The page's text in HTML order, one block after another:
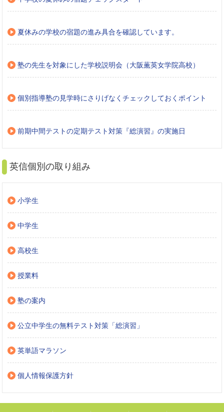
夏休みの学校の宿題の進み具合を確認しています。
塾の先生を対象にした学校説明会（大阪薫英女学院高校）
個別指導塾の見学時にさりげなくチェックしておくポイント
前期中間テストの定期テスト対策『総演習』の実施日
英信個別の取り組み
小学生
中学生
高校生
授業料
塾の案内
公立中学生の無料テスト対策「総演習」
英単語マラソン
個人情報保護方針